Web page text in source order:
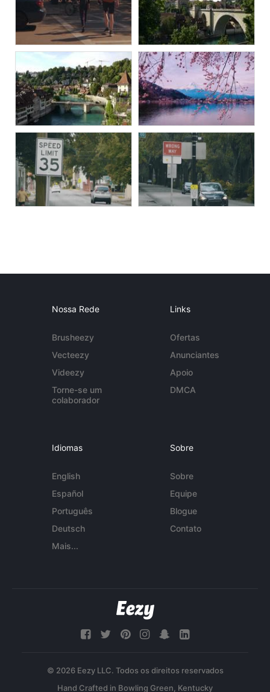
Nossa Rede
Brusheezy
Vecteezy
Videezy
Torne-se um
colaborador
Links
Ofertas
Anunciantes
Apoio
DMCA
Idiomas
English
Español
Português
Deutsch
Mais...
Sobre
Sobre
Equipe
Blogue
Contato
© 2026 Eezy LLC. Todos os direitos reservados